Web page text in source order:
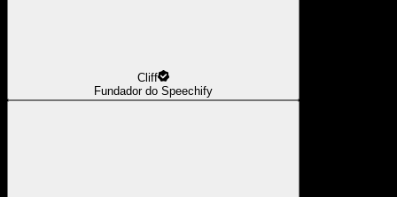
Cliff
Fundador do Speechify